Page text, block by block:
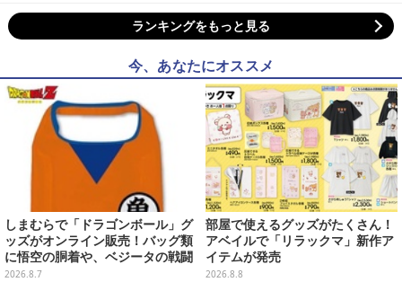
ランキングをもっと見る
今、あなたにオススメ
しまむらで「ドラゴンボール」グ
ッズがオンライン販売！バッグ類
に悟空の胴着や、ベジータの戦闘
服を大胆デザイン
2026.8.7
部屋で使えるグッズがたくさん！
アベイルで「リラックマ」新作ア
イテムが発売
2026.8.8